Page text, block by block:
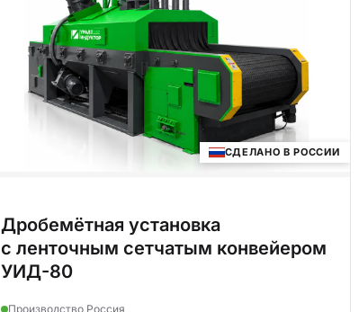
СДЕЛАНО В РОССИИ
Дробемётная установка
с ленточным сетчатым конвейером
УИД-80
Производство Россия